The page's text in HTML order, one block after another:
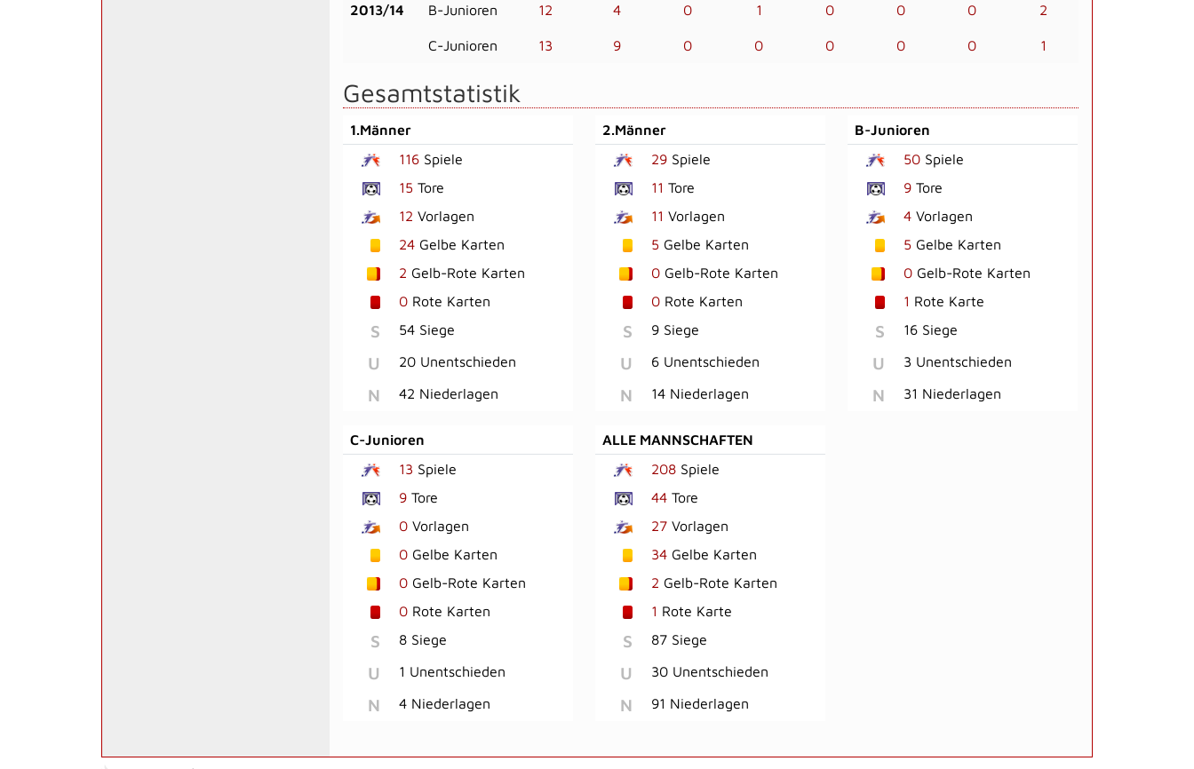
2013/14 B-Junioren 12 4 0 1 0 0 0 2
C-Junioren 13 9 0 0 0 0 0 1
Gesamtstatistik
1.Männer
116 Spiele
15 Tore
12 Vorlagen
24 Gelbe Karten
2 Gelb-Rote Karten
0 Rote Karten
S 54 Siege
U 20 Unentschieden
N 42 Niederlagen
2.Männer
29Spiele
11 Tore
11 Vorlagen
5 Gelbe Karten
0Gelb-Rote Karten
0Rote Karten
S 9 Siege
U 6 Unentschieden
N 14 Niederlagen
B-Junioren
50Spiele
9Tore
4Vorlagen
5 Gelbe Karten
0Gelb-Rote Karten
1 Rote Karte
S 16 Siege
U 3 Unentschieden
N 31 Niederlagen
C-Junioren
13 Spiele
9 Tore
0 Vorlagen
0 Gelbe Karten
0 Gelb-Rote Karten
0 Rote Karten
S 8 Siege
U 1 Unentschieden
N 4 Niederlagen
ALLE MANNSCHAFTEN
208Spiele
44Tore
27Vorlagen
34Gelbe Karten
2 Gelb-Rote Karten
1 Rote Karte
S 87 Siege
U 30 Unentschieden
N 91 Niederlagen